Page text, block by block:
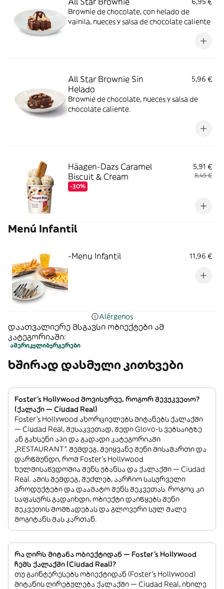
Brownie de chocolate, con helado de
vainila, nueces y salsa de chocolate caliente
All Star Brownie Sin
Helado
5,96 €
Brownie de chocolate, nueces y salsa de
chocolate caliente.
Häagen-Dazs Caramel
Biscuit & Cream
-30%
5,91 €
8,45 €
Menú Infantil
-Menu Infantil 11,96 €
Alérgenos
დაათვალიერე მსგავსი ობიექტები ამ
კატეგორიაში:
ამერიკულიბურგერები
ხშირად დასმული კითხვები
Foster's Hollywood მოვისურვე, როგორ შევუკვეთო?
(ქალაქი — Ciudad Real)
Foster's Hollywood ახორციელებს მიტანებს ქალაქში
— Ciudad Real, შესაკვეთად, შედი Glovo-ს ვებსაიტზე
ან გახსენი აპი და გადადი კატეგორიაში
„RESTAURANT”. შემდეგ, შეიყვანე შენი მისამართი და
დარწმუნდი, რომ Foster's Hollywood
ხელმისაწვდომია შენს უბანსა და ქალაქში — Ciudad
Real. ამის შემდეგ, შეძლებ, აარჩიო სასურველი
პროდუქტები და დაამატო შენს შეკვეთას. როგოც კი
საფასურს გადაიხდი, ობიექტი დაიწყებს შენი
შეკვეთის მომზადებას და გლოვერი სულ მალე
მოგიტანს მას კართან.
რა ღირს მიტანა ობიექტიდან — Foster's Hollywood
ჩემს ქალაქში (Ciudad Real)?
თუ გაინტერესებს ობიექტიდან (Foster's Hollywood)
მიტანის ღირებულება ქალაქში — Ciudad Real, იხილე